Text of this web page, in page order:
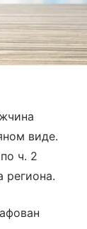
виде.
ч. 2
региона.